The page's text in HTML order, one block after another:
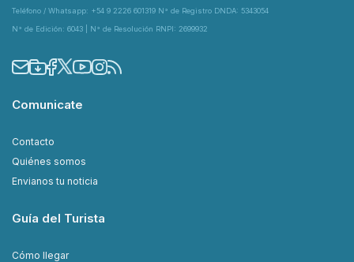
Teléfono / Whatsapp: +54 9 2226 601319 N° de Registro DNDA: 5343054
N° de Edición: 6043 | N° de Resolución RNPI: 2699932
Comunicate
Contacto
Quiénes somos
Envianos tu noticia
Guía del Turista
Cómo llegar